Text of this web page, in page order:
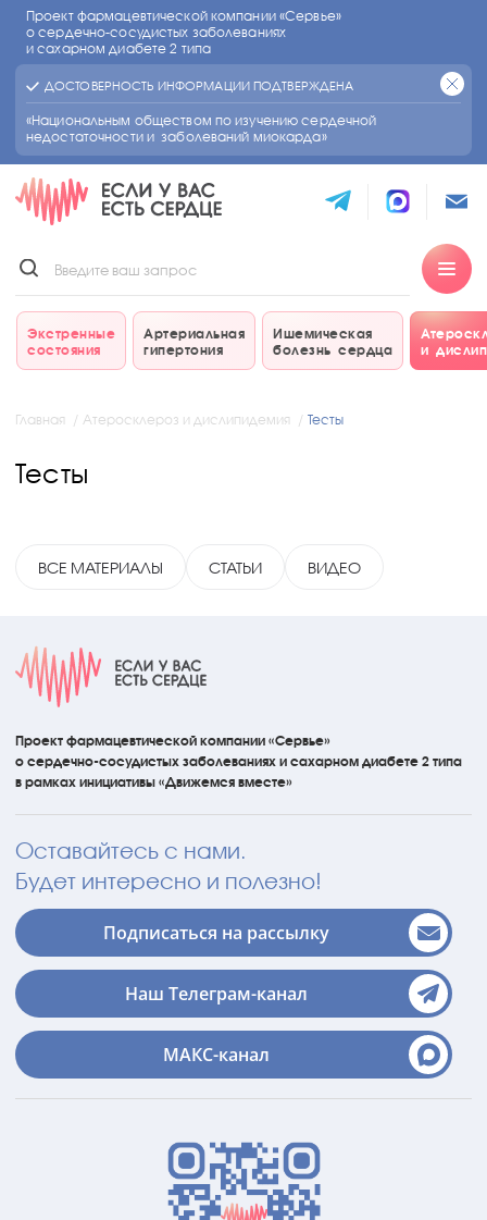
Проект фармацевтической компании «Сервье»
о сердечно-сосудистых заболеваниях
и сахарном диабете 2 типа
ДОСТОВЕРНОСТЬ ИНФОРМАЦИИ ПОДТВЕРЖДЕНА
«Национальным обществом по изучению сердечной
недостаточности и заболеваний миокарда»
Экстренные
состояния
Артериальная
гипертония
Ишемическая
болезнь сердца
и
Главная Атеросклероз и дислипидемия Тесты
Тесты
ВСЕ МАТЕРИАЛЫ СТАТЬИ ВИДЕО
Проект фармацевтической компании «Сервье»
о сердечно-сосудистых заболеваниях и сахарном диабете 2 типа
в рамках инициативы «Движемся вместе»
Оставайтесь с нами.
Будет интересно и полезно!
Подписаться на рассылку
Наш Телеграм-канал
МАКС-канал